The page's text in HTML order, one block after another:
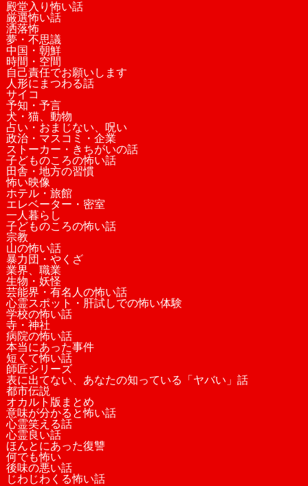
殿堂入り怖い話
厳選怖い話
洒落怖
夢・不思議
中国・朝鮮
時間・空間
自己責任でお願いします
人形にまつわる話
サイコ
予知・予言
犬・猫、動物
占い・おまじない、呪い
政治・マスコミ・企業
ストーカー・きちがいの話
子どものころの怖い話
田舎・地方の習慣
怖い映像
ホテル・旅館
エレベーター・密室
一人暮らし
子どものころの怖い話
宗教
山の怖い話
暴力団・やくざ
業界、職業
生物・妖怪
芸能界・有名人の怖い話
心霊スポット・肝試しでの怖い体験
学校の怖い話
寺・神社
病院の怖い話
本当にあった事件
短くて怖い話
師匠シリーズ
表に出てない、あなたの知っている「ヤバい」話
都市伝説
オカルト版まとめ
意味が分かると怖い話
心霊笑える話
心霊良い話
ほんとにあった復讐
何でも怖い
後味の悪い話
じわじわくる怖い話